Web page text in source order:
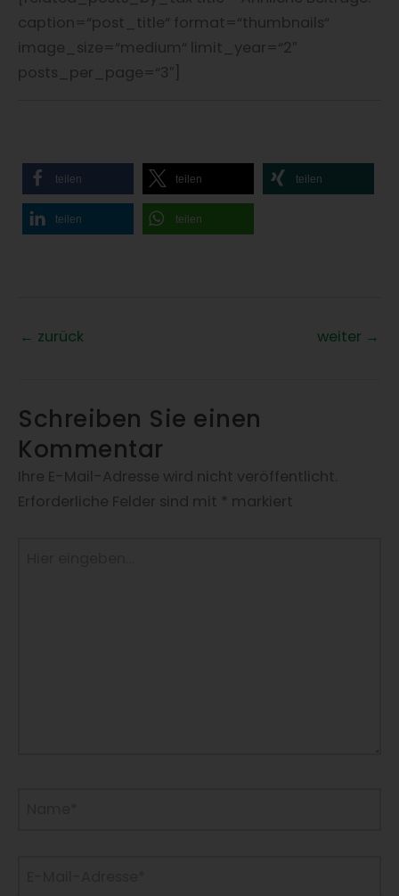
caption=“post_title“ format=“thumbnails“
image_size=“medium“ limit_year=“2″
posts_per_page=“3″]
teilen teilen teilen
teilen teilen
← zurück weiter →
Schreiben Sie einen
Kommentar
Ihre E-Mail-Adresse wird nicht veröffentlicht.
Erforderliche Felder sind mit
markiert